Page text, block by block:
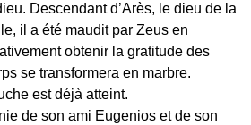
Descendant d’Arès, le dieu de la
il a été maudit par Zeus en
obtenir la gratitude des
se transformera en marbre.
est déjà atteint.
de son ami Eugenios et de son